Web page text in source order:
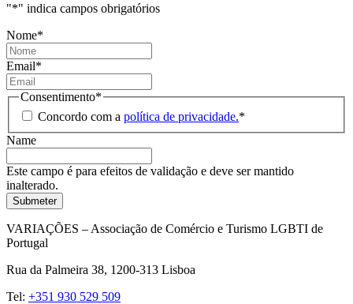
"*" indica campos obrigatórios
Nome*
Email*
Consentimento*
Concordo com a política de privacidade.*
Name
Este campo é para efeitos de validação e deve ser mantido
inalterado.
VARIAÇÕES – Associação de Comércio e Turismo LGBTI de
Portugal
Rua da Palmeira 38, 1200-313 Lisboa
Tel: +351 930 529 509